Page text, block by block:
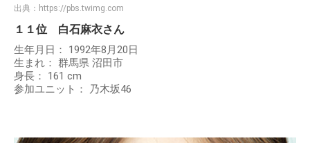
出典： https://pbs.twimg.com
１１位 白石麻衣さん
生年月日： 1992年8月20日
生まれ： 群馬県 沼田市
身長： 161 cm
参加ユニット： 乃木坂46